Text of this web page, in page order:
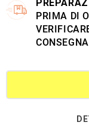
PRIMA DI